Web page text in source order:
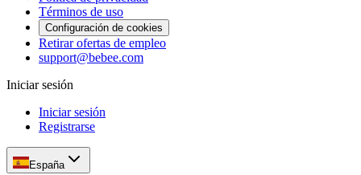
Términos de uso
Configuración de cookies
Retirar ofertas de empleo
support@bebee.com
Iniciar sesión
Iniciar sesión
Registrarse
España